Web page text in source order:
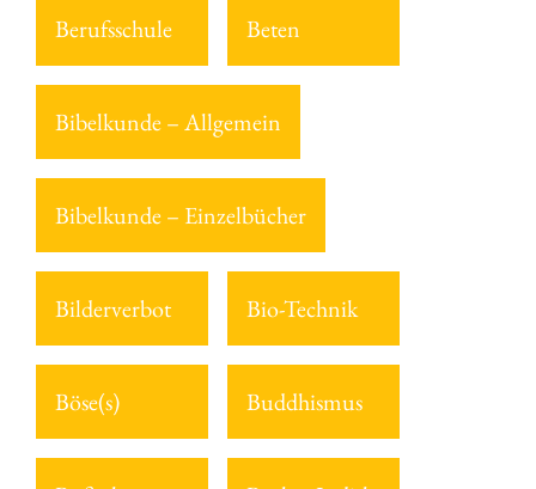
Berufsschule Beten
Bibelkunde – Allgemein
Bibelkunde – Einzelbücher
Bilderverbot Bio-Technik
Böse(s) Buddhismus